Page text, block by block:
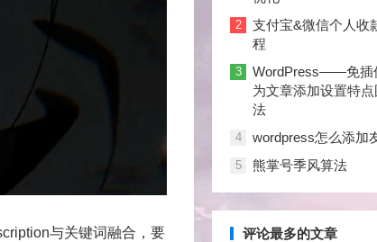
与关键词融合，要
2
支付宝&微信个人收
程
3
WordPress——免插
为文章添加设置特
法
4 wordpress怎么添加
5 熊掌号季风算法
评论最多的文章